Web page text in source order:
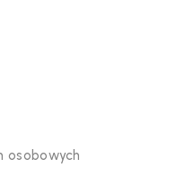
osobowych